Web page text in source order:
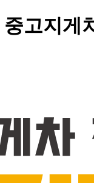
고지게